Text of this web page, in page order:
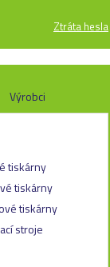
Ztráta hesla
Výrobci
tiskárny
tiskárny
tiskárny
stroje